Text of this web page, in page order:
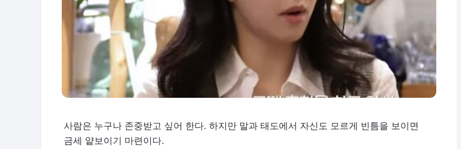
사람은 누구나 존중받고 싶어 한다. 하지만 말과 태도에서 자신도 모르게 빈틈을 보이면
금세 얕보이기 마련이다.